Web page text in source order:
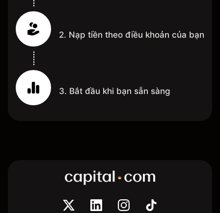
2. Nạp tiền theo điều khoản của bạn
3. Bắt đầu khi bạn sẵn sàng